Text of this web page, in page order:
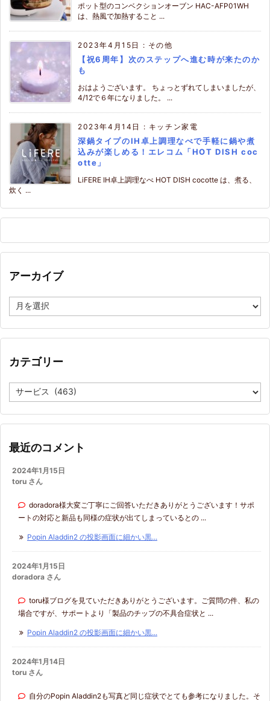
ポット型のコンベクションオーブン HAC-AFP01WH
は、熱風で加熱すること ...
2023年4月15日 : その他
【祝6周年】次のステップへ進む時が来たのか
も
おはようございます。 ちょっとずれてしまいましたが、
4/12で６年になりました。 ...
2023年4月14日 : キッチン家電
深鍋タイプのIH卓上調理なべで手軽に鍋や煮
込みが楽しめる！エレコム「HOT DISH coc
otte」
LiFERE IH卓上調理なべ HOT DISH cocotte は、煮る、
炊く ...
アーカイブ
ー
イ
カテゴリー
リ
最近のコメント
2024年1月15日
toru さん
doradora様大変ご丁寧にご回答いただきありがとうございます！サポ
ートの対応と新品も同様の症状が出てしまっているとの ...
Popin Aladdin2 の投影画面に細かい黒...
2024年1月15日
doradora さん
toru様ブログを見ていただきありがとうございます。ご質問の件、私の
場合ですが、サポートより「製品のチップの不具合症状と ...
Popin Aladdin2 の投影画面に細かい黒...
2024年1月14日
toru さん
自分のPopin Aladdin2も写真ど同じ症状でとても参考になりました。そ